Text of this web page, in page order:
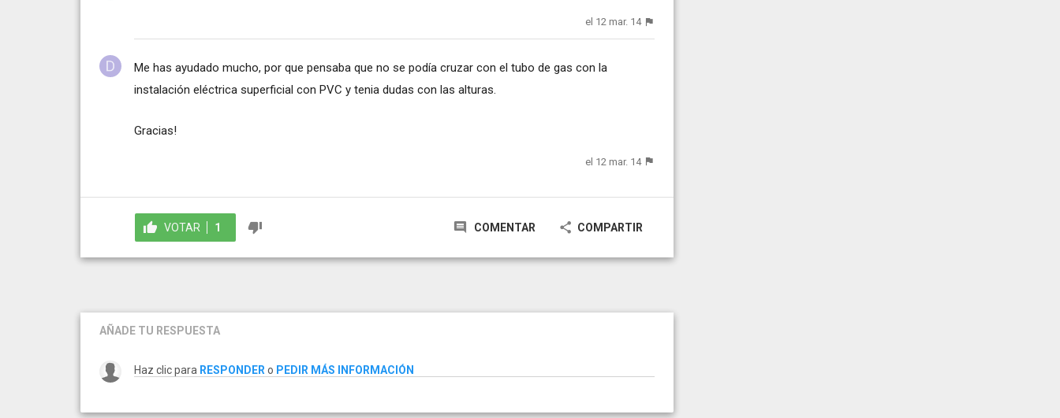
el 12 mar. 14
Me has ayudado mucho, por que pensaba que no se podía cruzar con el tubo de gas con la
instalación eléctrica superficial con PVC y tenia dudas con las alturas.
Gracias!
el 12 mar. 14
VOTAR 1 COMENTAR COMPARTIR
AÑADE TU RESPUESTA
Haz clic para RESPONDER o PEDIR MÁS INFORMACIÓN